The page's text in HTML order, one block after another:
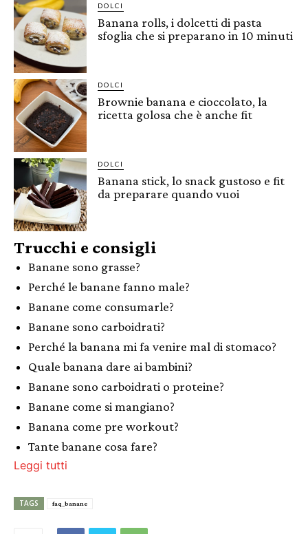
DOLCI
Banana rolls, i dolcetti di pasta
sfoglia che si preparano in 10 minuti
DOLCI
Brownie banana e cioccolato, la
ricetta golosa che è anche fit
DOLCI
Banana stick, lo snack gustoso e fit
da preparare quando vuoi
Trucchi e consigli
Banane sono grasse?
Perché le banane fanno male?
Banane come consumarle?
Banane sono carboidrati?
Perché la banana mi fa venire mal di stomaco?
Quale banana dare ai bambini?
Banane sono carboidrati o proteine?
Banane come si mangiano?
Banana come pre workout?
Tante banane cosa fare?
Leggi tutti
TAGS faq_banane